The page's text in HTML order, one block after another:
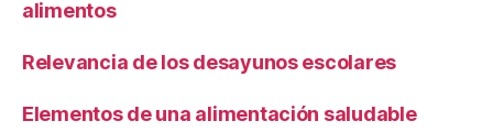
alimentos
Relevancia de los desayunos escolares
Elementos de una alimentación saludable